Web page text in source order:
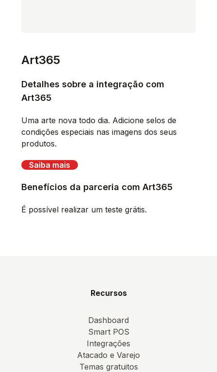
Art365
Detalhes sobre a integração com
Art365
Uma arte nova todo dia. Adicione selos de
condições especiais nas imagens dos seus
produtos.
Saiba mais
Benefícios da parceria com Art365
É possível realizar um teste grátis.
Recursos
Dashboard
Smart POS
Integrações
Atacado e Varejo
Temas gratuitos